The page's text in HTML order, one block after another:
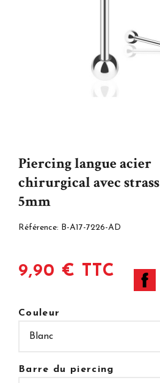
Piercing langue acier
chirurgical avec strass
5mm
Référence: B-A17-7226-AD
9,90 € TTC
Couleur
Barre du piercing